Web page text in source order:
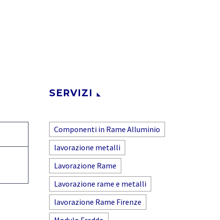
SERVIZI
Componenti in Rame Alluminio
lavorazione metalli
Lavorazione Rame
Lavorazione rame e metalli
lavorazione Rame Firenze